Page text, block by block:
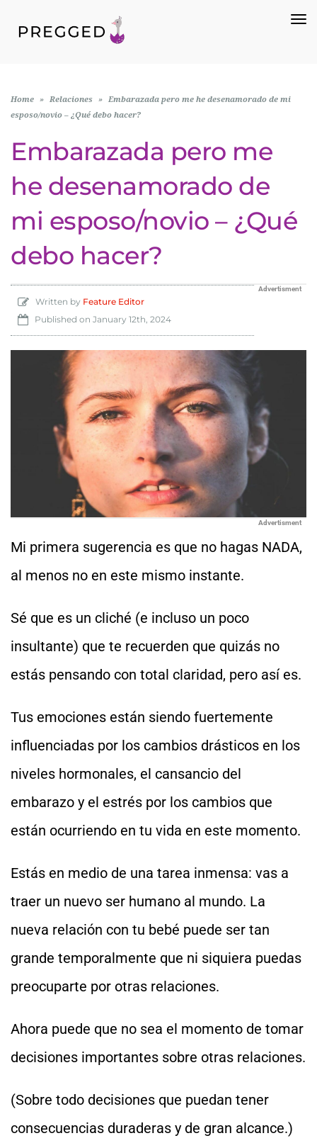
Home » Relaciones »
Embarazada pero me he desenamorado de mi
esposo/novio – ¿Qué debo hacer?
Embarazada pero me
he desenamorado de
mi esposo/novio – ¿Qué
debo hacer?
Advertisment
Written by Feature Editor
Published on January 12th, 2024
Advertisment
Mi primera sugerencia es que no hagas NADA,
al menos no en este mismo instante.
Sé que es un cliché (e incluso un poco
insultante) que te recuerden que quizás no
estás pensando con total claridad, pero así es.
Tus emociones están siendo fuertemente
influenciadas por los cambios drásticos en los
niveles hormonales, el cansancio del
embarazo y el estrés por los cambios que
están ocurriendo en tu vida en este momento.
Estás en medio de una tarea inmensa: vas a
traer un nuevo ser humano al mundo. La
nueva relación con tu bebé puede ser tan
grande temporalmente que ni siquiera puedas
preocuparte por otras relaciones.
Ahora puede que no sea el momento de tomar
decisiones importantes sobre otras relaciones.
(Sobre todo decisiones que puedan tener
consecuencias duraderas y de gran alcance.)